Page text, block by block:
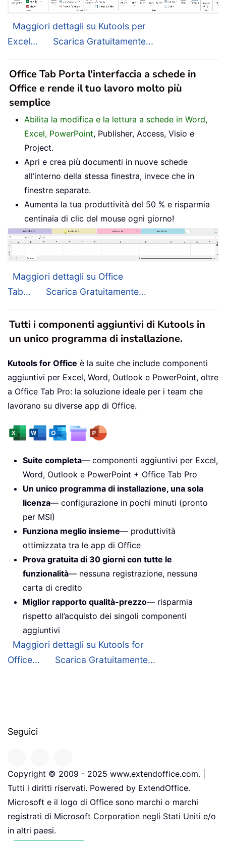
Maggiori dettagli su Kutools per
Excel...
Scarica Gratuitamente...
Office Tab Porta l'interfaccia a schede in
Office e rende il tuo lavoro molto più
semplice
Abilita la modifica e la lettura a schede in Word,
Excel, PowerPoint, Publisher, Access, Visio e
Project.
Apri e crea più documenti in nuove schede
all’interno della stessa finestra, invece che in
finestre separate.
Aumenta la tua produttività del 50 % e risparmia
centinaia di clic del mouse ogni giorno!
Maggiori dettagli su Office
Tab...
Scarica Gratuitamente...
Tutti i componenti aggiuntivi di Kutools in
un unico programma di installazione.
Kutools for Office è la suite che include componenti
aggiuntivi per Excel, Word, Outlook e PowerPoint, oltre
a Office Tab Pro: la soluzione ideale per i team che
lavorano su diverse app di Office.
Suite completa— componenti aggiuntivi per Excel,
Word, Outlook e PowerPoint + Office Tab Pro
Un unico programma di installazione, una sola
licenza— configurazione in pochi minuti (pronto
per MSI)
Funziona meglio insieme— produttività
ottimizzata tra le app di Office
Prova gratuita di 30 giorni con tutte le
funzionalità— nessuna registrazione, nessuna
carta di credito
Miglior rapporto qualità-prezzo— risparmia
rispetto all’acquisto dei singoli componenti
aggiuntivi
Maggiori dettagli su Kutools for
Office...
Scarica Gratuitamente...
Seguici
Copyright © 2009 - 2025 www.extendoffice.com. |
Tutti i diritti riservati. Powered by ExtendOffice.
Microsoft e il logo di Office sono marchi o marchi
registrati di Microsoft Corporation negli Stati Uniti e/o
in altri paesi.